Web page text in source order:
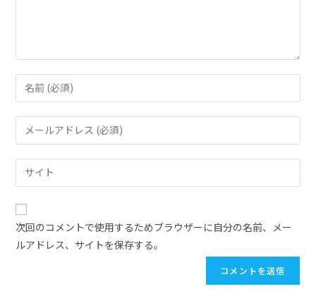
次回のコメントで使用するためブラウザーに自分の名前、メー
ルアドレス、サイトを保存する。